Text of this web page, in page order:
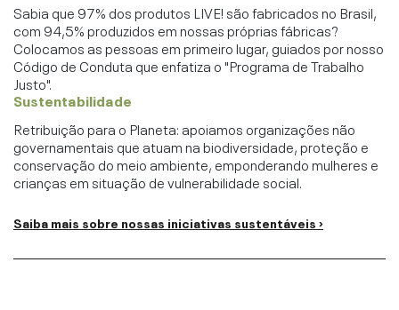
Sabia que 97% dos produtos LIVE! são fabricados no Brasil,
com 94,5% produzidos em nossas próprias fábricas?
Colocamos as pessoas em primeiro lugar, guiados por nosso
Código de Conduta que enfatiza o "Programa de Trabalho
Justo".
Sustentabilidade
Retribuição para o Planeta: apoiamos organizações não
governamentais que atuam na biodiversidade, proteção e
conservação do meio ambiente, emponderando mulheres e
crianças em situação de vulnerabilidade social.
Saiba mais sobre nossas iniciativas sustentáveis ›